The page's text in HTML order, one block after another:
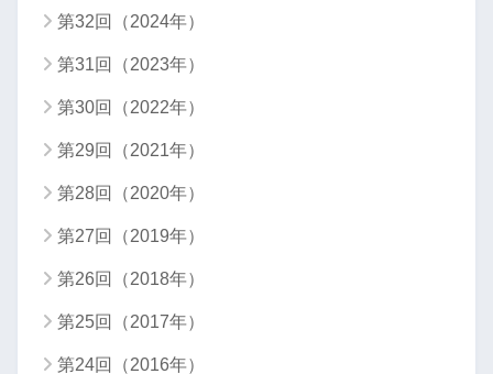
第32回（2024年）
第31回（2023年）
第30回（2022年）
第29回（2021年）
第28回（2020年）
第27回（2019年）
第26回（2018年）
第25回（2017年）
第24回（2016年）